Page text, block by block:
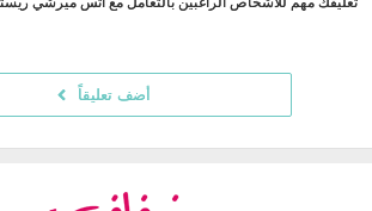
أضف تعليقاً